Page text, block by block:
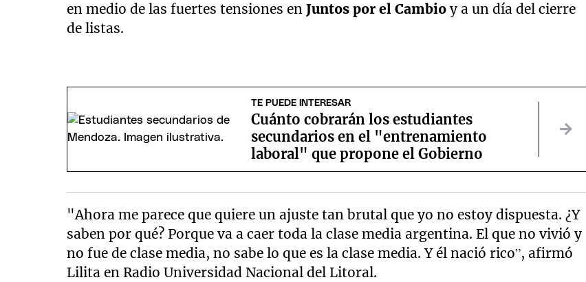
en medio de las fuertes tensiones enJuntos por el Cambio y a un día del cierre
de listas.
TE PUEDE INTERESAR
Cuánto cobrarán los estudiantes
secundarios en el "entrenamiento
laboral" que propone el Gobierno
"Ahora me parece que quiere un ajuste tan brutal que yo no estoy dispuesta. ¿Y
saben por qué? Porque va a caer toda la clase media argentina. El que no vivió y
no fue de clase media, no sabe lo que es la clase media. Y él nació rico”, afirmó
Lilita en Radio Universidad Nacional del Litoral.